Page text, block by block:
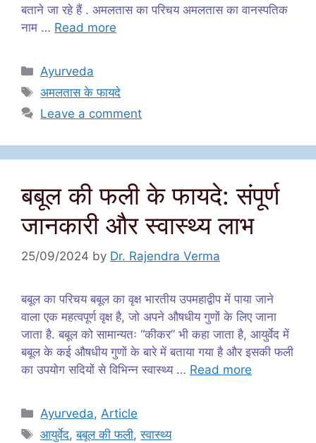
बताने जा रहे हैं . अमलतास का परिचय अमलतास का वानस्पतिक
नाम … Read more
Categories
Ayurveda
Tags
अमलतास के फायदे
Leave a comment
बबूल की फली के फायदे: संपूर्ण
जानकारी और स्वास्थ्य लाभ
25/09/2024 by Dr. Rajendra Verma
बबूल का परिचय बबूल का वृक्ष भारतीय उपमहाद्वीप में पाया जाने
वाला एक महत्वपूर्ण वृक्ष है, जो अपने औषधीय गुणों के लिए जाना
जाता है. बबूल को सामान्यतः “कीकर” भी कहा जाता है, आयुर्वेद में
बबूल के कई औषधीय गुणों के बारे में बताया गया है और इसकी फली
का उपयोग सदियों से विभिन्न स्वास्थ्य … Read more
Categories
Ayurveda,Article
Tags
आयुर्वेद,बबूल की फली,स्वास्थ्य